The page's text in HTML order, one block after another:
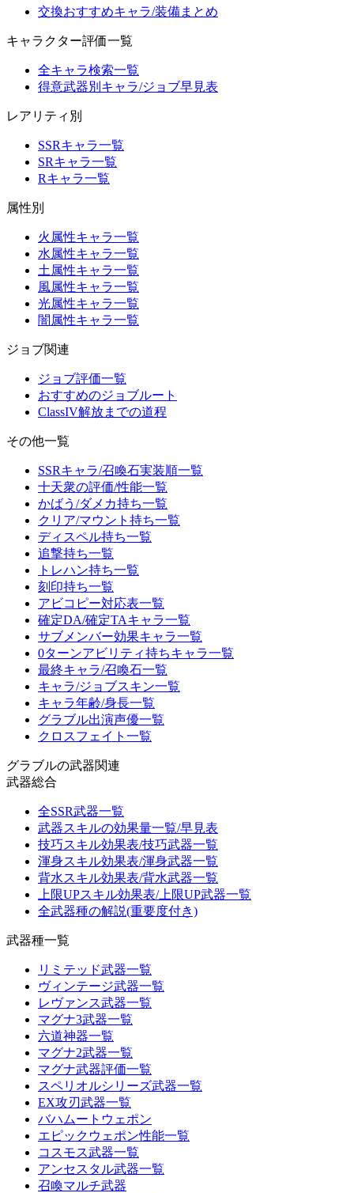
交換おすすめキャラ/装備まとめ
キャラクター評価一覧
全キャラ検索一覧
得意武器別キャラ/ジョブ早見表
レアリティ別
SSRキャラ一覧
SRキャラ一覧
Rキャラ一覧
属性別
火属性キャラ一覧
水属性キャラ一覧
土属性キャラ一覧
風属性キャラ一覧
光属性キャラ一覧
闇属性キャラ一覧
ジョブ関連
ジョブ評価一覧
おすすめのジョブルート
ClassIV解放までの道程
その他一覧
SSRキャラ/召喚石実装順一覧
十天衆の評価/性能一覧
かばう/ダメカ持ち一覧
クリア/マウント持ち一覧
ディスペル持ち一覧
追撃持ち一覧
トレハン持ち一覧
刻印持ち一覧
アビコピー対応表一覧
確定DA/確定TAキャラ一覧
サブメンバー効果キャラ一覧
0ターンアビリティ持ちキャラ一覧
最終キャラ/召喚石一覧
キャラ/ジョブスキン一覧
キャラ年齢/身長一覧
グラブル出演声優一覧
クロスフェイト一覧
グラブルの武器関連
武器総合
全SSR武器一覧
武器スキルの効果量一覧/早見表
技巧スキル効果表/技巧武器一覧
渾身スキル効果表/渾身武器一覧
背水スキル効果表/背水武器一覧
上限UPスキル効果表/上限UP武器一覧
全武器種の解説(重要度付き)
武器種一覧
リミテッド武器一覧
ヴィンテージ武器一覧
レヴァンス武器一覧
マグナ3武器一覧
六道神器一覧
マグナ2武器一覧
マグナ武器評価一覧
スペリオルシリーズ武器一覧
EX攻刃武器一覧
バハムートウェポン
エピックウェポン性能一覧
コスモス武器一覧
アンセスタル武器一覧
召喚マルチ武器